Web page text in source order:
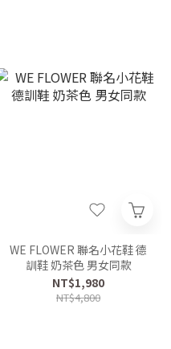
WE FLOWER 聯名小花鞋 德
訓鞋 奶茶色 男女同款
NT$1,980
NT$4,800